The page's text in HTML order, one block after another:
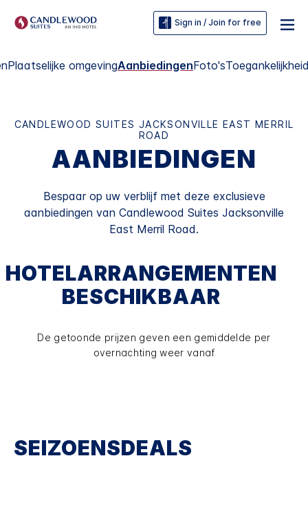
Sign in / Join for free
Plaatselijke omgevingAanbiedingenFoto's
CANDLEWOOD SUITES JACKSONVILLE EAST MERRIL
ROAD
AANBIEDINGEN
Bespaar op uw verblijf met deze exclusieve
aanbiedingen van Candlewood Suites Jacksonville
East Merril Road.
HOTELARRANGEMENTEN
BESCHIKBAAR
De getoonde prijzen geven een gemiddelde per
overnachting weer vanaf
SEIZOENSDEALS